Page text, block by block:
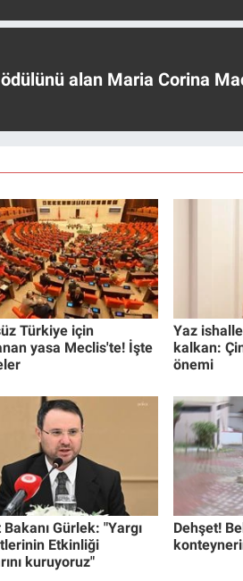
alan Maria Corina
Türkiye için
yasa Meclis'te! İşte
Yaz
kalkan:
önemi
Gürlek: "Yargı
Etkinliği
kuruyoruz"
Dehşet!